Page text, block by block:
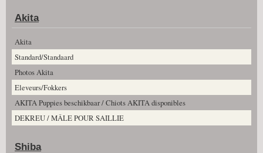
Akita
Akita
Standard/Standaard
Photos Akita
Eleveurs/Fokkers
AKITA Puppies beschikbaar / Chiots AKITA disponibles
DEKREU / MÂLE POUR SAILLIE
Shiba